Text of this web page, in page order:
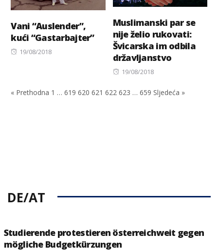
Vani “Auslender”,
kući “Gastarbajter”
Posted
19/08/2018
Muslimanski par se
nije želio rukovati:
Švicarska im odbila
državljanstvo
Posted
19/08/2018
« Prethodna 1 … 619 620 621 622 623 … 659 Sljedeća »
DE/AT
Studierende protestieren österreichweit gegen
mögliche Budgetkürzungen